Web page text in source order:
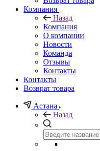
Компания
Назад
Компания
О компании
Новости
Команда
Отзывы
Контакты
Контакты
Возврат товара
Астана
Назад